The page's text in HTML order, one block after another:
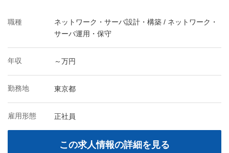
職種
ネットワーク・サーバ設計・構築 / ネットワーク・
サーバ運用・保守
年収 ～万円
勤務地 東京都
雇用形態 正社員
この求人情報の詳細を見る